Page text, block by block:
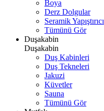
Boya
Derz Dolgular
Seramik Yapıştırıcı
Tümünü Gör
Duşakabin
Duşakabin
Duş Kabinleri
Duş Tekneleri
Jakuzi
Küvetler
Sauna
Tümünü Gör